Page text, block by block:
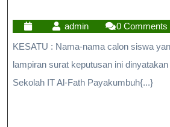
admin 0 Comments
KESATU : Nama-nama calon siswa
lampiran surat keputusan ini
Sekolah IT Al-Fath Payakumbuh{...}